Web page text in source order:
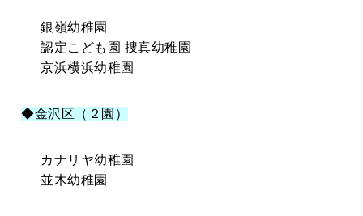
銀嶺幼稚園
認定こども園 捜真幼稚園
京浜横浜幼稚園
◆金沢区（２園）
カナリヤ幼稚園
並木幼稚園